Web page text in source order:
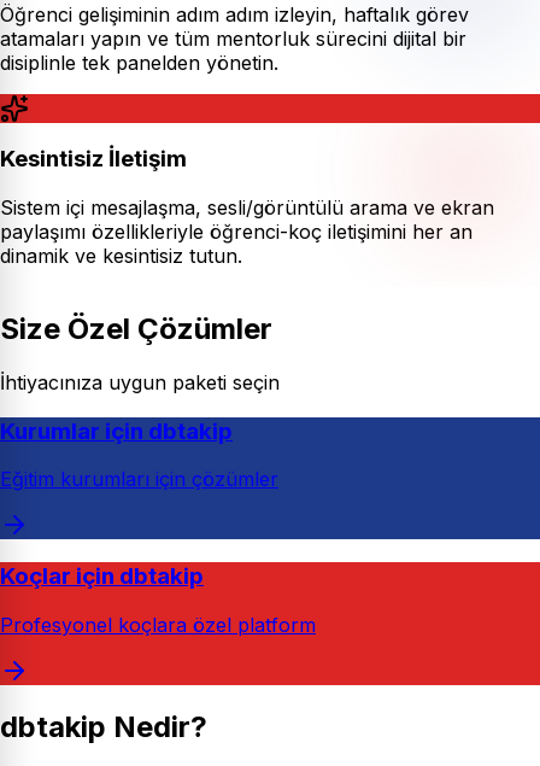
Öğrenci gelişiminin adım adım izleyin, haftalık görev
atamaları yapın ve tüm mentorluk sürecini dijital bir
disiplinle tek panelden yönetin.
Kesintisiz İletişim
Sistem içi mesajlaşma, sesli/görüntülü arama ve ekran
paylaşımı özellikleriyle öğrenci-koç iletişimini her an
dinamik ve kesintisiz tutun.
Size Özel Çözümler
İhtiyacınıza uygun paketi seçin
Kurumlar için dbtakip
Eğitim kurumları için çözümler
Koçlar için dbtakip
Profesyonel koçlara özel platform
dbtakip Nedir?